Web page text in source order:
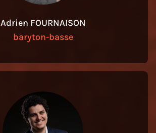
Adrien FOURNAISON
baryton-basse